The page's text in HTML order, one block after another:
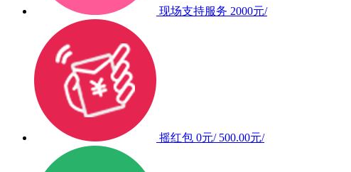
现场支持服务 2000元/
摇红包 0元/ 500.00元/